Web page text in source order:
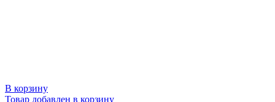
В корзину
Товар добавлен в корзину